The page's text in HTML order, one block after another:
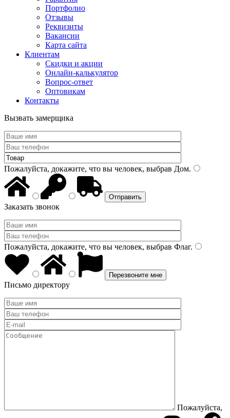
Портфолио
Отзывы
Реквизиты
Вакансии
Карта сайта
Клиентам
Скидки и акции
Онлайн-калькулятор
Вопрос-ответ
Оптовикам
Контакты
Вызвать замерщика
Пожалуйста, докажите, что вы человек, выбрав Дом.
Заказать звонок
Пожалуйста, докажите, что вы человек, выбрав Флаг.
Письмо директору
Пожалуйста,